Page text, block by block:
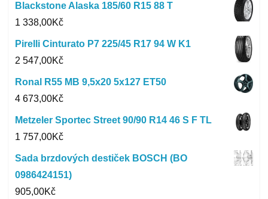
Blackstone Alaska 185/60 R15 88 T
1 338,00Kč
Pirelli Cinturato P7 225/45 R17 94 W K1
2 547,00Kč
Ronal R55 MB 9,5x20 5x127 ET50
4 673,00Kč
Metzeler Sportec Street 90/90 R14 46 S F TL
1 757,00Kč
Sada brzdových destiček BOSCH (BO
0986424151)
905,00Kč